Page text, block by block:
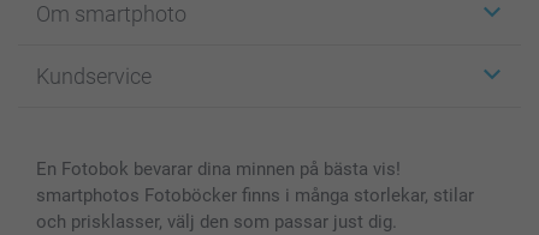
Fotokort
Fotoböcker
Skal till Mobil & Surfplatta
MyNameBook
Om smartphoto
För affiliates
Sitemap
Villkor och garantier
Kundservice
smartbonus
Priser & betalning
En Fotobok bevarar dina minnen på bästa vis!
smartphotos Fotoböcker finns i många storlekar, stilar
och prisklasser, välj den som passar just dig.